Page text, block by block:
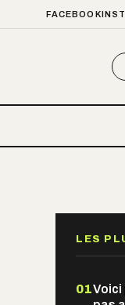
FACEBOOK
LES
01Voici